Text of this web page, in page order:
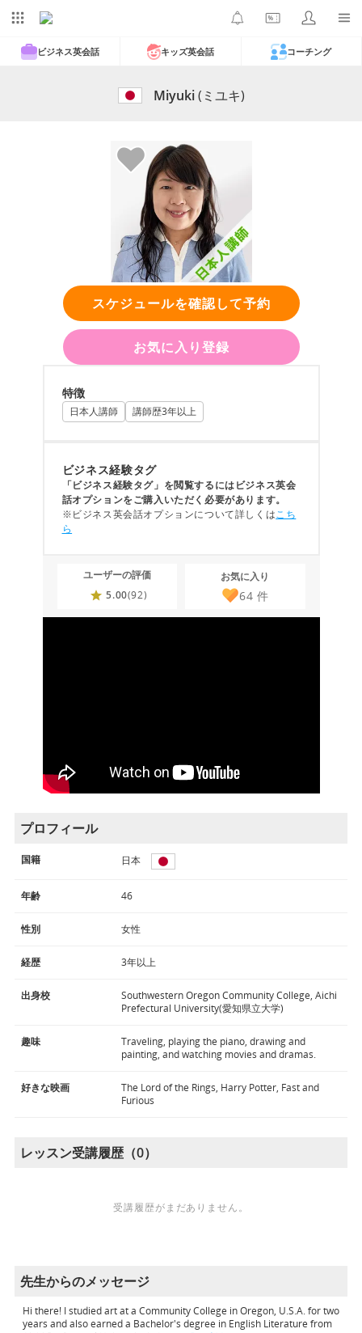
ビジネス英会話 キッズ英会話 コーチング
Miyuki(ミユキ)
スケジュールを確認して予約
お気に入り登録
特徴
日本人講師 講師歴3年以上
ビジネス経験タグ
「ビジネス経験タグ」を閲覧するにはビジネス英会
話オプションをご購入いただく必要があります。
※ビジネス英会話オプションについて詳しくはこち
ら
ユーザーの評価
5.00(92)
お気に入り
64 件
プロフィール
国籍 日本
年齢 46
性別 女性
経歴 3年以上
出身校
Southwestern Oregon Community College, Aichi
Prefectural University(愛知県立大学)
趣味
Traveling, playing the piano, drawing and
painting, and watching movies and dramas.
好きな映画
The Lord of the Rings, Harry Potter, Fast and
Furious
レッスン受講履歴（0）
受講履歴がまだありません。
先生からのメッセージ
Hi there! I studied art at a Community College in Oregon, U.S.A. for two
years and also earned a Bachelor's degree in English Literature from